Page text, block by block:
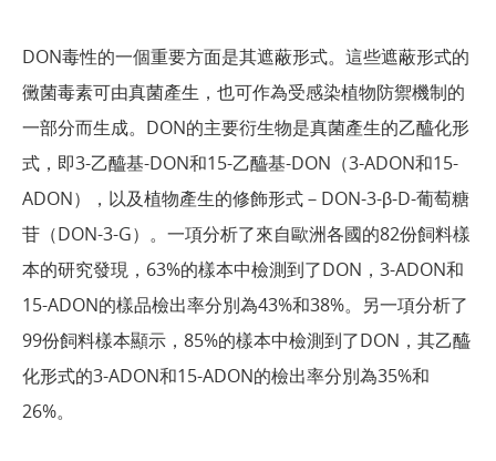
DON毒性的一個重要方面是其遮蔽形式。這些遮蔽形式的
黴菌毒素可由真菌產生，也可作為受感染植物防禦機制的
一部分而生成。DON的主要衍生物是真菌產生的乙醯化形
式，即3-乙醯基-DON和15-乙醯基-DON（3-ADON和15-
ADON），以及植物產生的修飾形式－DON-3-β-D-葡萄糖
苷（DON-3-G）。一項分析了來自歐洲各國的82份飼料樣
本的研究發現，63%的樣本中檢測到了DON，3-ADON和
15-ADON的樣品檢出率分別為43%和38%。另一項分析了
99份飼料樣本顯示，85%的樣本中檢測到了DON，其乙醯
化形式的3-ADON和15-ADON的檢出率分別為35%和
26%。